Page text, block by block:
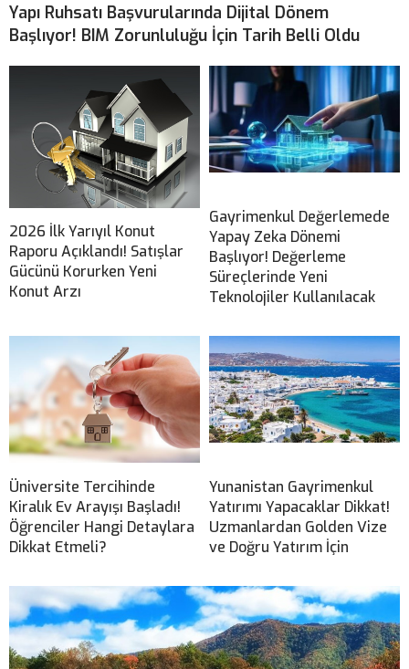
Yapı Ruhsatı Başvurularında Dijital Dönem
Başlıyor! BIM Zorunluluğu İçin Tarih Belli Oldu
2026 İlk Yarıyıl Konut
Raporu Açıklandı! Satışlar
Gücünü Korurken Yeni
Konut Arzı
Gayrimenkul Değerlemede
Yapay Zeka Dönemi
Başlıyor! Değerleme
Süreçlerinde Yeni
Teknolojiler Kullanılacak
Üniversite Tercihinde
Kiralık Ev Arayışı Başladı!
Öğrenciler Hangi Detaylara
Dikkat Etmeli?
Yunanistan Gayrimenkul
Yatırımı Yapacaklar Dikkat!
Uzmanlardan Golden Vize
ve Doğru Yatırım İçin